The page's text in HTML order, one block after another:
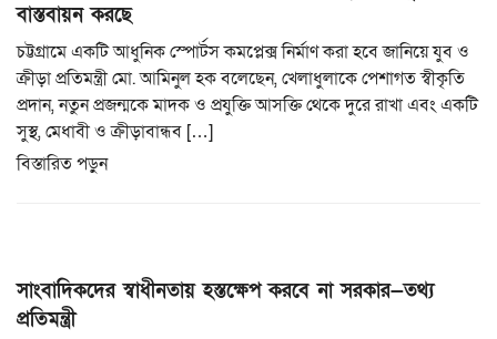
বাস্তবায়ন করছে
চট্টগ্রামে একটি আধুনিক স্পোর্টস কমপ্লেক্স নির্মাণ করা হবে জানিয়ে যুব ও
ক্রীড়া প্রতিমন্ত্রী মো. আমিনুল হক বলেছেন, খেলাধুলাকে পেশাগত স্বীকৃতি
প্রদান, নতুন প্রজন্মকে মাদক ও প্রযুক্তি আসক্তি থেকে দুরে রাখা এবং একটি
সুস্থ, মেধাবী ও ক্রীড়াবান্ধব […]
বিস্তারিত পড়ুন
সাংবাদিকদের স্বাধীনতায় হস্তক্ষেপ করবে না সরকার—তথ্য
প্রতিমন্ত্রী